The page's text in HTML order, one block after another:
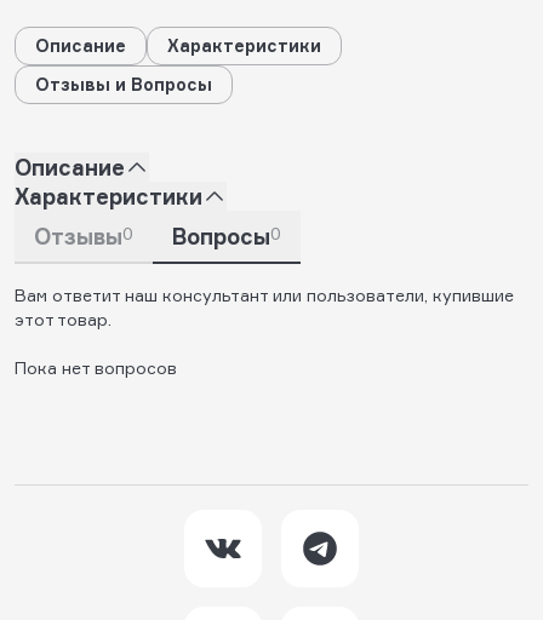
Описание
Характеристики
Отзывы и Вопросы
Описание
Характеристики
Отзывы0 Вопросы0
Вам ответит наш консультант или пользователи, купившие
этот товар.
Пока нет вопросов